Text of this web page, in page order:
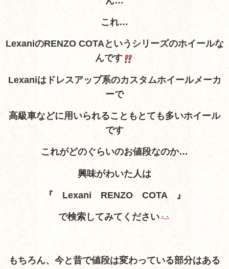
これ…
LexaniのRENZO COTAというシリーズのホイールな
んです
Lexaniはドレスアップ系のカスタムホイールメーカ
ーで
高級車などに用いられることもとても多いホイール
です
これがどのぐらいのお値段なのか…
興味がわいた人は
『 Lexani RENZO COTA 』
で検索してみてください
もちろん、今と昔で値段は変わっている部分はある